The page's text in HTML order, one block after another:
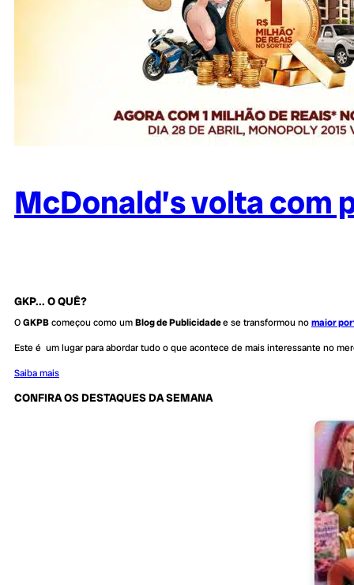
McDonald’s volta com
GKP... O QUÊ?
OGKPBcomeçou como umBlog de Publicidadee se transformou nomaior
Este é um lugar para abordar tudo o que acontece de mais interessante no
Saiba mais
CONFIRA OS DESTAQUES DA SEMANA